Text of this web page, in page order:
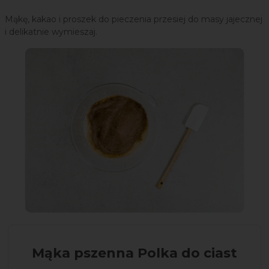
Mąkę, kakao i proszek do pieczenia przesiej do masy jajecznej
i delikatnie wymieszaj.
Mąka pszenna Polka do ciast